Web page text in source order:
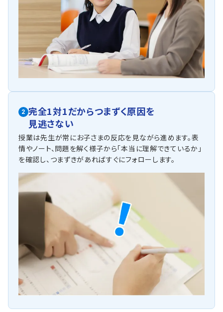
今から期末テストまで計画を持って勉強を行い、5教科だけでなく
副教科の成績も向上できるようにしましょう！
2 完全1対1だからつまずく原因を
見逃さない
授業は先生が常にお子さまの反応を見ながら進めます。表
情やノート、問題を解く様子から「本当に理解できているか」
を確認し、つまずきがあればすぐにフォローします。